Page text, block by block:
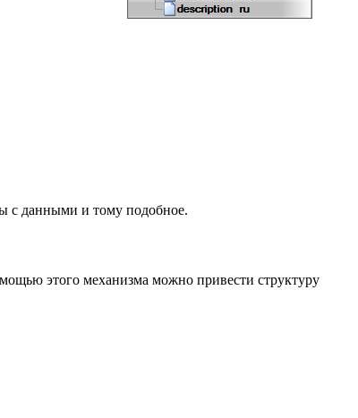
с данными и тому подобное.
этого механизма можно привести структуру